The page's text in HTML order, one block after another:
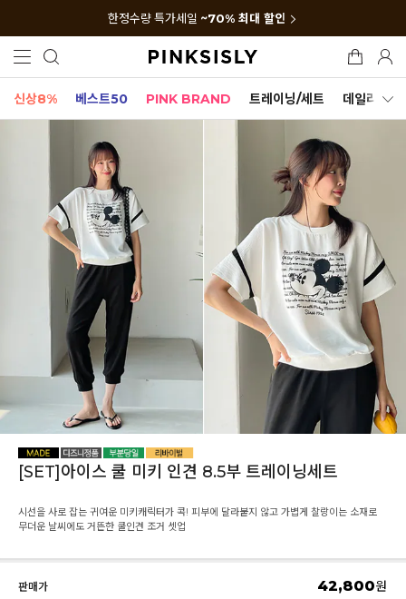
한정수량 특가세일 ~70% 최대 할인
신상8% 베스트50 PINK BRAND 트레이닝/세트 데일리세트
[SET]아이스 쿨 미키 인견 8.5부 트레이닝세트
시선을 사로 잡는 귀여운 미키캐릭터가 콕! 피부에 달라붙지 않고 가볍게 찰랑이는 소재로
무더운 날씨에도 거뜬한 쿨인견 조거 셋업
판매가 42,800원